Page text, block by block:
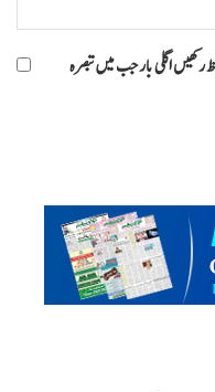
اگلی بار جب میں تبصرہ